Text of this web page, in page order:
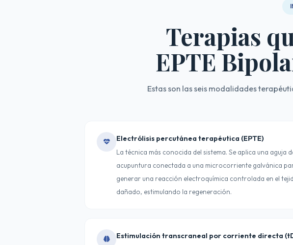
Terapias
EPTE
Estas son las seis modalidades
Electrólisis percutánea terapéutica (EPTE)
La técnica más conocida del sistema. Se aplica una aguja
acupuntura conectada a una microcorriente galvánica
generar una reacción electroquímica controlada en el
dañado, estimulando la regeneración.
Estimulación transcraneal por corriente directa